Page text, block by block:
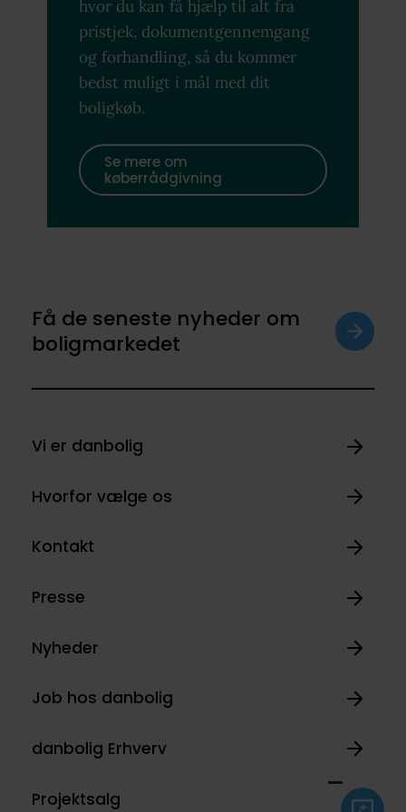
hvor du kan få hjælp til alt fra
pristjek, dokumentgennemgang
og forhandling, så du kommer
bedst muligt i mål med dit
boligkøb.
Se mere om
køberrådgivning
Få de seneste nyheder om
boligmarkedet
Vi er danbolig
Hvorfor vælge os
Kontakt
Presse
Nyheder
Job hos danbolig
danbolig Erhverv
Projektsalg